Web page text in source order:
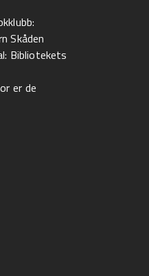
Skåden
Bibliotekets
er de